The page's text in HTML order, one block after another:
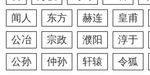
闻人
东方 赫连 皇甫
公冶
宗政 濮阳 淳于
公孙
仲孙 轩辕 令狐